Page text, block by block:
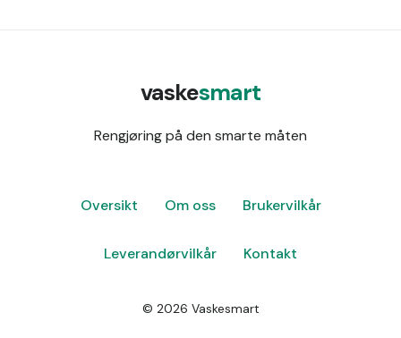
vaskesmart
Rengjøring på den smarte måten
Oversikt Om oss Brukervilkår
Leverandørvilkår Kontakt
© 2026 Vaskesmart